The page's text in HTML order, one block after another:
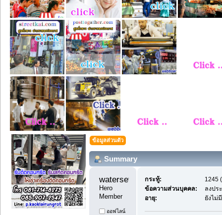
ข้อมูลส่วนตัว
Summary
waterseven11
Hero
Member
ออฟไลน์
กระทู้:
1245
ข้อความส่วนบุคคล:
ลงปร
อายุ:
ยังไม่